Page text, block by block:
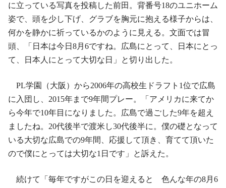
に立っている写真を投稿した前田。背番号18のユニホーム
姿で、頭を少し下げ、グラブを胸元に抱える様子からは、
何かを静かに祈っているかのように見える。文面では冒
頭、「日本は今日8月6ですね。広島にとって、日本にとっ
て、日本人にとって大切な日」と切り出した。
PL学園（大阪）から2006年の高校生ドラフト1位で広島
に入団し、2015年まで9年間プレー。「アメリカに来てか
ら今年で10年目になりました。広島で過ごした9年を超え
ましたね。20代後半で渡米し30代後半に。僕の礎となって
いる大切な広島での9年間、応援して頂き、育てて頂いた
ので僕にとっては大切な1日です」と訴えた。
続けて「毎年ですがこの日を迎えると 色んな年の8月6